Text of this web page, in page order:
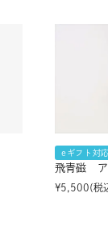
eギフト対応
飛青磁 ア
¥5,500 税